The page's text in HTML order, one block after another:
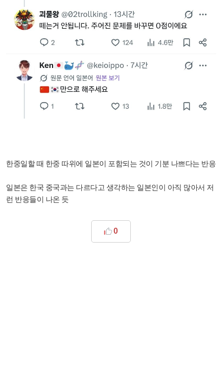
한중일할 때 한중 따위에 일본이 포함되는 것이 기분 나쁘다는 반응
일본은 한국 중국과는 다르다고 생각하는 일본인이 아직 많아서 저
런 반응들이 나온 듯
0